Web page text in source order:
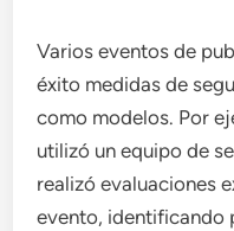
Varios eventos de
éxito medidas de
como modelos. Por
utilizó un equipo de
realizó evaluaciones
evento, identificando